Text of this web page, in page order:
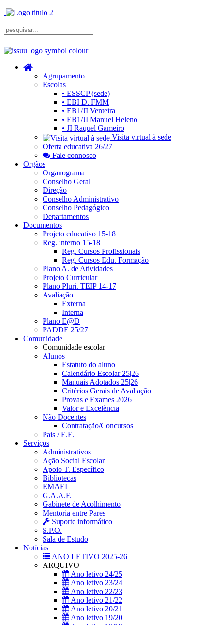
Agrupamento
Escolas
• ESSCP (sede)
• EBI D. FMM
• EB1/JI Venteira
• EB1/JI Manuel Heleno
• JI Raquel Gameiro
Visita virtual à sede
Oferta educativa 26/27
Fale connosco
Orgãos
Organograma
Conselho Geral
Direção
Conselho Administrativo
Conselho Pedagógico
Departamentos
Documentos
Projeto educativo 15-18
Reg. interno 15-18
Reg. Cursos Profissionais
Reg. Cursos Edu. Formação
Plano A. de Atividades
Projeto Curricular
Plano Pluri. TEIP 14-17
Avaliação
Externa
Interna
Plano E@D
PADDE 25/27
Comunidade
Comunidade escolar
Alunos
Estatuto do aluno
Calendário Escolar 25|26
Manuais Adotados 25|26
Critérios Gerais de Avaliação
Provas e Exames 2026
Valor e Excelência
Não Docentes
Contratação/Concursos
Pais / E.E.
Serviços
Administrativos
Ação Social Escolar
Apoio T. Específico
Bibliotecas
EMAEI
G.A.A.F.
Gabinete de Acolhimento
Mentoria entre Pares
Suporte informático
S.P.O.
Sala de Estudo
Notícias
ANO LETIVO 2025-26
ARQUIVO
Ano letivo 24/25
Ano letivo 23/24
Ano letivo 22/23
Ano letivo 21/22
Ano letivo 20/21
Ano letivo 19/20